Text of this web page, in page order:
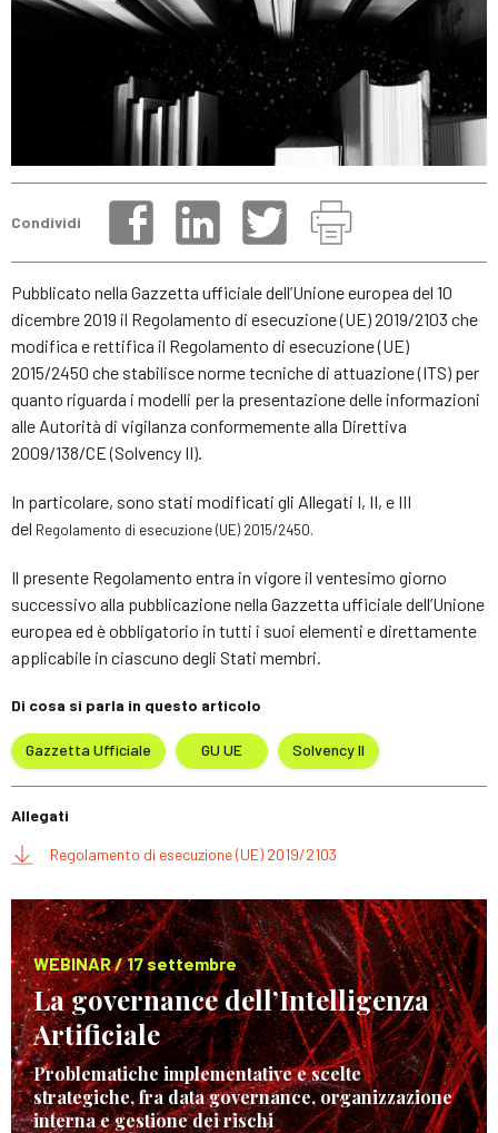
Condividi
Pubblicato nella Gazzetta ufficiale dell’Unione europea del 10
dicembre 2019 il Regolamento di esecuzione (UE) 2019/2103 che
modifica e rettifica il Regolamento di esecuzione (UE)
2015/2450 che stabilisce norme tecniche di attuazione (ITS) per
quanto riguarda i modelli per la presentazione delle informazioni
alle Autorità di vigilanza conformemente alla Direttiva
2009/138/CE (Solvency II).
In particolare, sono stati modificati gli Allegati I, II, e III
del Regolamento di esecuzione (UE) 2015/2450.
Il presente Regolamento entra in vigore il ventesimo giorno
successivo alla pubblicazione nella Gazzetta ufficiale dell’Unione
europea ed è obbligatorio in tutti i suoi elementi e direttamente
applicabile in ciascuno degli Stati membri.
Di cosa si parla in questo articolo
Gazzetta Ufficiale GU UE Solvency II
Allegati
Regolamento di esecuzione (UE) 2019/2103
WEBINAR / 17 settembre
La governance dell’Intelligenza
Artificiale
Problematiche implementative e scelte
strategiche, fra data governance, organizzazione
interna e gestione dei rischi